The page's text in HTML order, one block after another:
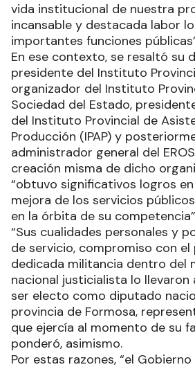
vida institucional de nuestra
incansable y destacada labor
importantes funciones
En ese contexto, se resaltó su
presidente del Instituto
organizador del Instituto
Sociedad del Estado,
del Instituto Provincial de
Producción (IPAP) y
administrador general del
creación misma de dicho
“obtuvo significativos logros
mejora de los servicios
en la órbita de su
“Sus cualidades personales y
de servicio, compromiso con el
dedicada militancia dentro del
nacional justicialista lo llevaron
ser electo como diputado
provincia de Formosa,
que ejercía al momento de su
ponderó, asimismo.
Por estas razones, “el